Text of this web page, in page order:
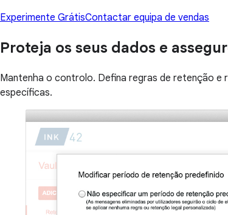
Experimente GrátisContactar equipa de vendas
Proteja os seus dados e
Mantenha o controlo. Defina regras de retenção e
específicas.